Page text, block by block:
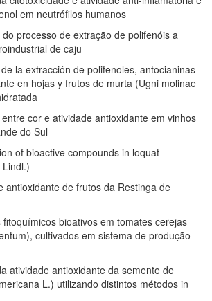
em neutrófilos humanos
processo de extração de polifenóis a
de caju
la extracción de polifenoles, antocianinas
en hojas y frutos de murta (Ugni molinae
cor e atividade antioxidante em vinhos
do Sul
of bioactive compounds in loquat
de frutos da Restinga de
bioativos em tomates cerejas
cultivados em sistema de produção
atividade antioxidante da semente de
L.) utilizando distintos métodos in